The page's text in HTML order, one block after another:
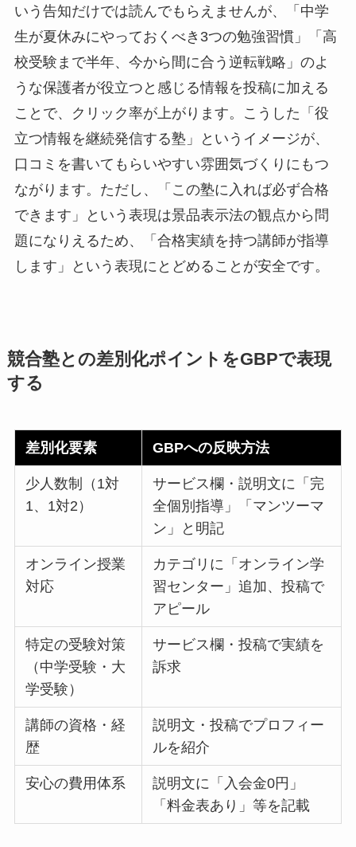
いう告知だけでは読んでもらえませんが、「中学
生が夏休みにやっておくべき3つの勉強習慣」「高
校受験まで半年、今から間に合う逆転戦略」のよ
うな保護者が役立つと感じる情報を投稿に加える
ことで、クリック率が上がります。こうした「役
立つ情報を継続発信する塾」というイメージが、
口コミを書いてもらいやすい雰囲気づくりにもつ
ながります。ただし、「この塾に入れば必ず合格
できます」という表現は景品表示法の観点から問
題になりえるため、「合格実績を持つ講師が指導
します」という表現にとどめることが安全です。
競合塾との差別化ポイントをGBPで表現
する
差別化要素 GBPへの反映方法
少人数制（1対
1、1対2）
サービス欄・説明文に「完
全個別指導」「マンツーマ
ン」と明記
オンライン授業
対応
カテゴリに「オンライン学
習センター」追加、投稿で
アピール
特定の受験対策
（中学受験・大
学受験）
サービス欄・投稿で実績を
訴求
講師の資格・経
歴
説明文・投稿でプロフィー
ルを紹介
安心の費用体系
説明文に「入会金0円」
「料金表あり」等を記載